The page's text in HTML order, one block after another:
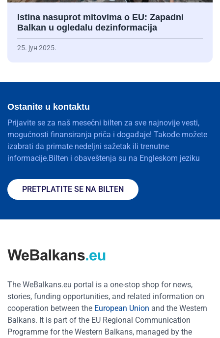
Istina nasuprot mitovima o EU: Zapadni
Balkan u ogledalu dezinformacija
25. јун 2025.
Ostanite u kontaktu
Prijavite se za naš mesečni bilten za sve najnovije vesti,
mogućnosti finansiranja priča i događaje! Takođe možete
izabrati da primate nedeljni sažetak ili trenutne
informacije.Bilten i obaveštenja su na Engleskom jeziku
PRETPLATITE SE NA BILTEN
The WeBalkans.eu portal is a one-stop shop for news,
stories, funding opportunities, and related information on
cooperation between the European Union and the Western
Balkans. It is part of the EU Regional Communication
Programme for the Western Balkans, managed by the